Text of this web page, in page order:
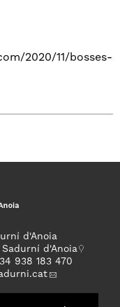
2020/11/bosses-
d'Anoia
d'Anoia
938 183 470